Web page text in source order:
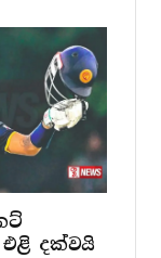
දක්වයි